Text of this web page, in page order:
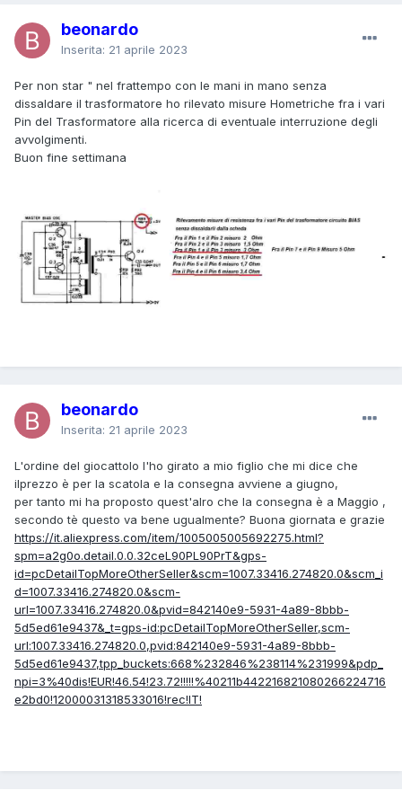
beonardo
Inserita: 21 aprile 2023
Per non star " nel frattempo con le mani in mano senza
dissaldare il trasformatore ho rilevato misure Hometriche fra i vari
Pin del Trasformatore alla ricerca di eventuale interruzione degli
avvolgimenti.
Buon fine settimana
beonardo
Inserita: 21 aprile 2023
L'ordine del giocattolo l'ho girato a mio figlio che mi dice che
ilprezzo è per la scatola e la consegna avviene a giugno,
per tanto mi ha proposto quest'alro che la consegna è a Maggio ,
secondo tè questo va bene ugualmente? Buona giornata e grazie
https://it.aliexpress.com/item/1005005005692275.html?
spm=a2g0o.detail.0.0.32ceL90PL90PrT&gps-
id=pcDetailTopMoreOtherSeller&scm=1007.33416.274820.0&scm_i
d=1007.33416.274820.0&scm-
url=1007.33416.274820.0&pvid=842140e9-5931-4a89-8bbb-
5d5ed61e9437&_t=gps-id:pcDetailTopMoreOtherSeller,scm-
url:1007.33416.274820.0,pvid:842140e9-5931-4a89-8bbb-
5d5ed61e9437,tpp_buckets:668%232846%238114%231999&pdp_
npi=3%40dis!EUR!46.54!23.72!!!!!%40211b442216821080266224716
e2bd0!12000031318533016!rec!IT!